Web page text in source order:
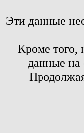
Эти данные
Кроме того,
данные на